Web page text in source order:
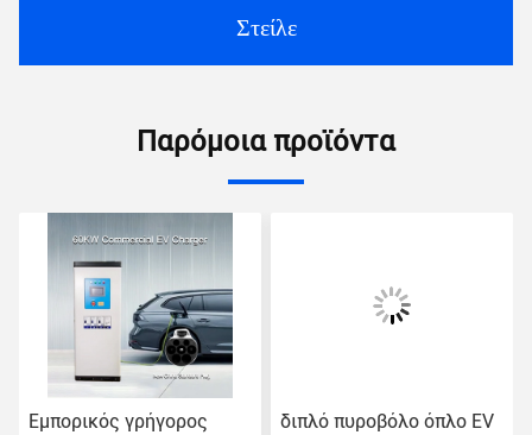
Στείλε
Παρόμοια προϊόντα
Εμπορικός γρήγορος
διπλό πυροβόλο όπλο EV